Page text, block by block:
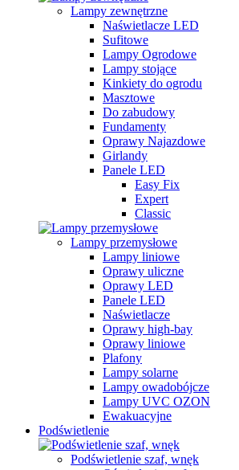
Lampy zewnętrzne
Naświetlacze LED
Sufitowe
Lampy Ogrodowe
Lampy stojące
Kinkiety do ogrodu
Masztowe
Do zabudowy
Fundamenty
Oprawy Najazdowe
Girlandy
Panele LED
Easy Fix
Expert
Classic
Lampy przemysłowe
Lampy liniowe
Oprawy uliczne
Oprawy LED
Panele LED
Naświetlacze
Oprawy high-bay
Oprawy liniowe
Plafony
Lampy solarne
Lampy owadobójcze
Lampy UVC OZON
Ewakuacyjne
Podświetlenie
Podświetlenie szaf, wnęk